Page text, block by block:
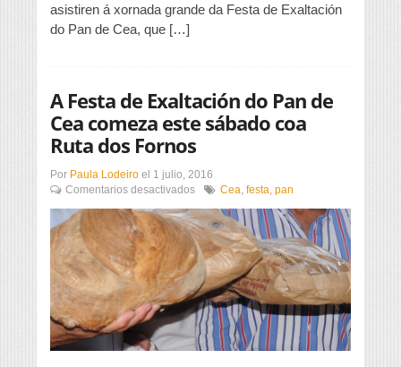
asistiren á xornada grande da Festa de Exaltación
do Pan de Cea, que […]
A Festa de Exaltación do Pan de
Cea comeza este sábado coa
Ruta dos Fornos
Por Paula Lodeiro el 1 julio, 2016
Comentarios desactivadosen
Festa
de
Exaltación
do
Pan
de
Cea
comeza
este
Cea festa pan